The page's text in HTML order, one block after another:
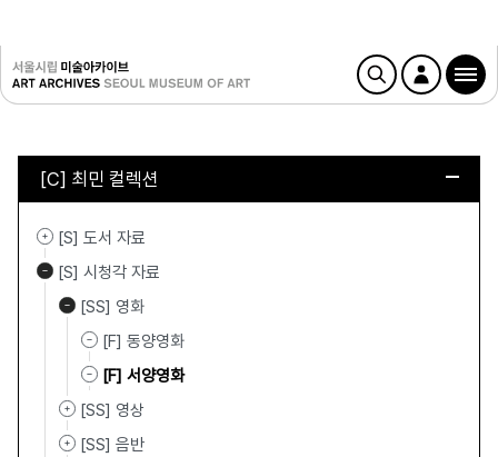
[C] 최민 컬렉션
[S] 도서 자료
[S] 시청각 자료
[SS] 영화
[F] 동양영화
[F] 서양영화
[SS] 영상
[SS] 음반